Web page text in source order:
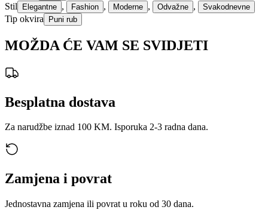
Stil Elegantne , Fashion , Moderne , Odvažne , Svakodnevne
Tip okvira Puni rub
MOŽDA ĆE VAM SE SVIDJETI
Besplatna dostava
Za narudžbe iznad 100 KM. Isporuka 2-3 radna dana.
Zamjena i povrat
Jednostavna zamjena ili povrat u roku od 30 dana.